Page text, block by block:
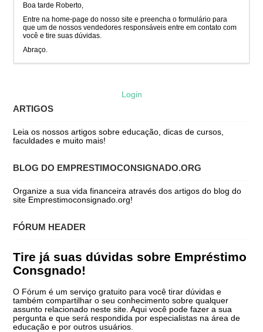
Boa tarde Roberto,
Entre na home-page do nosso site e preencha o formulário para
que um de nossos vendedores responsáveis entre em contato com
você e tire suas dúvidas.
Abraço.
Login
ARTIGOS
Leia os nossos artigos sobre educação, dicas de cursos,
faculdades e muito mais!
BLOG DO EMPRESTIMOCONSIGNADO.ORG
Organize a sua vida financeira através dos artigos do blog do
site Emprestimoconsignado.org!
FÓRUM HEADER
Tire já suas dúvidas sobre Empréstimo
Consgnado!
O Fórum é um serviço gratuito para você tirar dúvidas e
também compartilhar o seu conhecimento sobre qualquer
assunto relacionado neste site. Aqui você pode fazer a sua
pergunta e que será respondida por especialistas na área de
educação e por outros usuários.